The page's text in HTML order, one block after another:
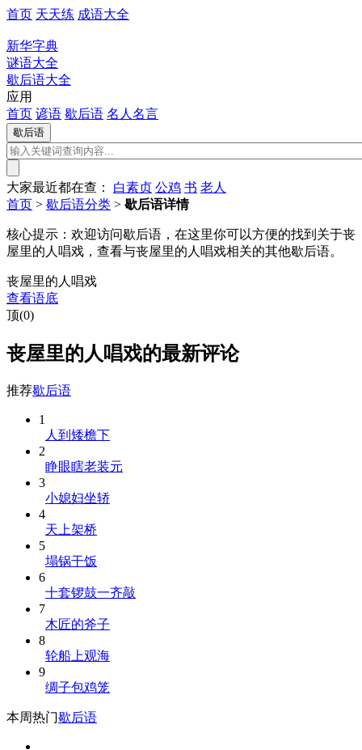
首页 天天练 成语大全
新华字典
谜语大全
歇后语大全
应用
首页 谚语 歇后语 名人名言
大家最近都在查： 白素贞 公鸡 书 老人
首页 > 歇后语分类 > 歇后语详情
核心提示： 欢迎访问歇后语，在这里你可以方便的找到关于丧
屋里的人唱戏，查看与丧屋里的人唱戏相关的其他歇后语。
丧屋里的人唱戏
查看语底
顶(0)
丧屋里的人唱戏的最新评论
推荐歇后语
1
人到矮檐下
2
睁眼瞎老装元
3
小媳妇坐轿
4
天上架桥
5
塌锅干饭
6
十套锣鼓一齐敲
7
木匠的斧子
8
轮船上观海
9
绸子包鸡笼
本周热门歇后语